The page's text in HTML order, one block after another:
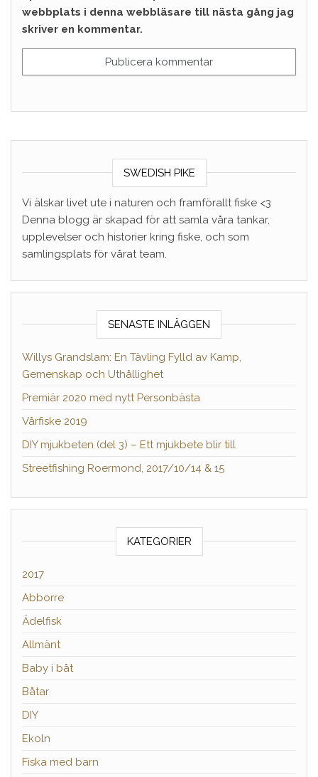
webbplats i denna webbläsare till nästa gång jag
skriver en kommentar.
SWEDISH PIKE
Vi älskar livet ute i naturen och framförallt fiske <3
Denna blogg är skapad för att samla våra tankar,
upplevelser och historier kring fiske, och som
samlingsplats för vårat team.
SENASTE INLÄGGEN
Willys Grandslam: En Tävling Fylld av Kamp,
Gemenskap och Uthållighet
Premiär 2020 med nytt Personbästa
Vårfiske 2019
DIY mjukbeten (del 3) – Ett mjukbete blir till
Streetfishing Roermond, 2017/10/14 & 15
KATEGORIER
2017
Abborre
Ädelfisk
Allmänt
Baby i båt
Båtar
DIY
Ekoln
Fiska med barn